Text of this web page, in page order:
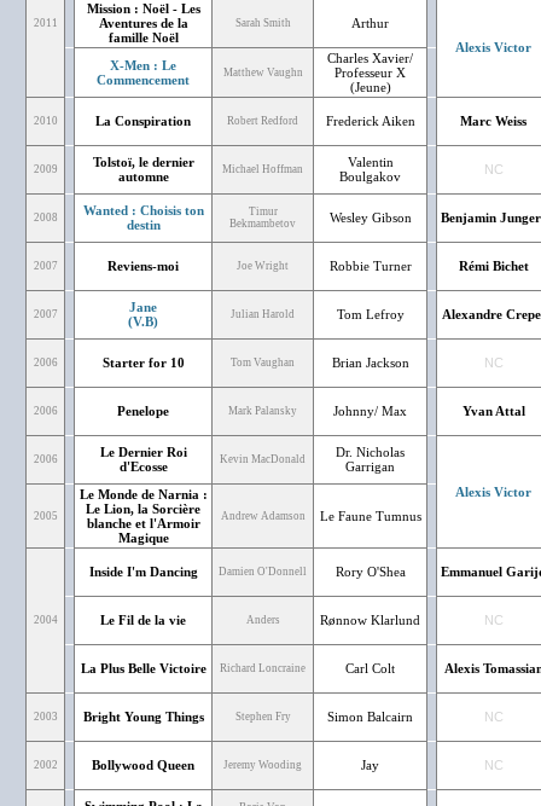
2011
Mission : Noël - Les
Aventures de la
famille Noël
Sarah Smith
Arthur
Alexis Victor
X-Men : Le
Commencement
Matthew Vaughn
Charles Xavier/
Professeur X
(Jeune)
2010 La Conspiration Robert Redford Frederick Aiken Marc Weiss
2009
Tolstoï, le dernier
automne
Michael Hoffman
Valentin
Boulgakov
NC
2008
Wanted : Choisis ton
destin
Timur
Bekmambetov
Wesley Gibson Benjamin
2007 Reviens-moi Joe Wright Robbie Turner Rémi Bichet
2007
Jane
(V.B)
Julian Harold Tom Lefroy Alexandre
2006 Starter for 10 Tom Vaughan Brian Jackson NC
2006 Penelope Mark Palansky Johnny/ Max Yvan Attal
2006
Le Dernier Roi
d'Ecosse
Kevin MacDonald
Dr. Nicholas
Garrigan
Alexis Victor
2005
Le Monde de Narnia :
Le Lion, la Sorcière
blanche et l'Armoir
Magique
Andrew Adamson Le Faune Tumnus
2004
Inside I'm Dancing Damien O'Donnell Rory O'Shea Emmanuel
Le Fil de la vie Anders Rønnow Klarlund NC
La Plus Belle Victoire Richard Loncraine Carl Colt Alexis
2003 Bright Young Things Stephen Fry Simon Balcairn NC
2002 Bollywood Queen Jeremy Wooding Jay NC